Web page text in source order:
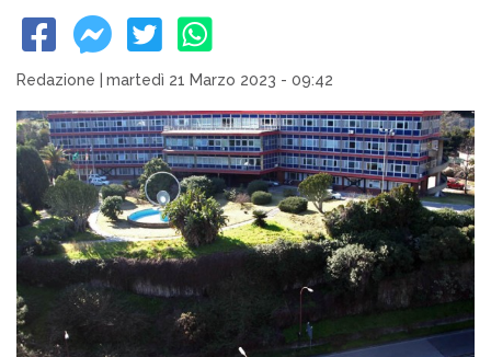
Redazione martedì 21 Marzo 2023 - 09:42